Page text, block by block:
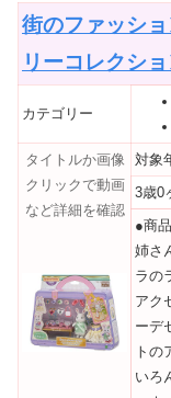
街のファッシ
リーコレクシ
カテゴリー
タイトルか画像
クリックで動画
など詳細を確認
対象
3歳0
●商
姉さ
ラの
アク
ーデ
トの
いろ